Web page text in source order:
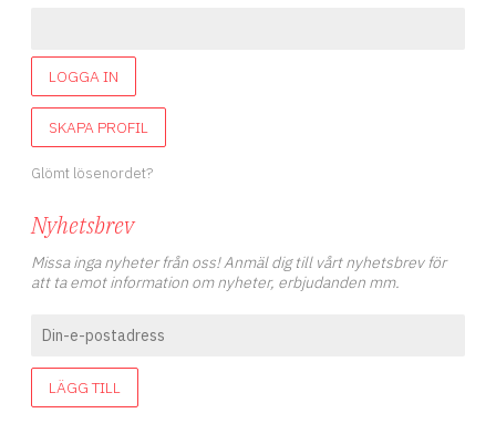
LOGGA IN
SKAPA PROFIL
Glömt lösenordet?
Nyhetsbrev
Missa inga nyheter från oss! Anmäl dig till vårt nyhetsbrev för
att ta emot information om nyheter, erbjudanden mm.
LÄGG TILL